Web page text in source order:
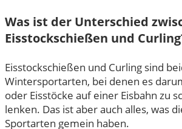
Was ist der Unterschied
Eisstockschießen und
Eisstockschießen und Curling sind
Wintersportarten, bei denen es
oder Eisstöcke auf einer Eisbahn zu
lenken. Das ist aber auch alles, was
Sportarten gemein haben.